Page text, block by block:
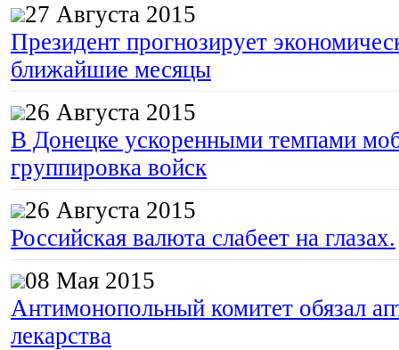
27 Августа 2015
Президент прогнозирует
ближайшие месяцы
26 Августа 2015
В Донецке ускоренными темпами
группировка войск
26 Августа 2015
Российская валюта слабеет на глазах.
08 Мая 2015
Антимонопольный комитет обязал
лекарства